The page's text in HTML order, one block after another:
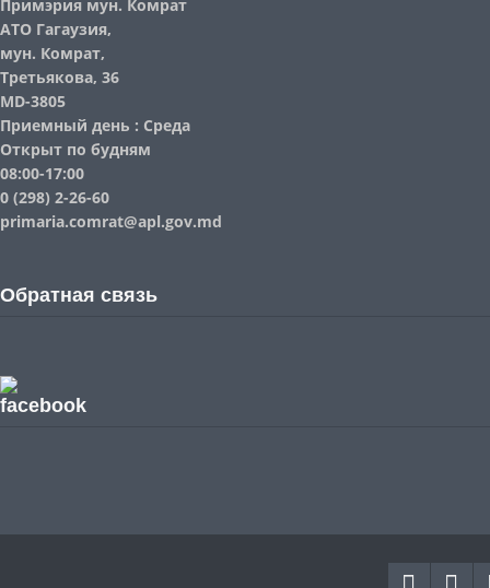
Примэрия мун. Комрат
АТО Гагаузия,
мун. Комрат,
Третьякова, 36
MD-3805
Приемный день : Среда
Открыт по будням
08:00-17:00
0 (298) 2-26-60
primaria.comrat@apl.gov.md
Обратная связь
facebook